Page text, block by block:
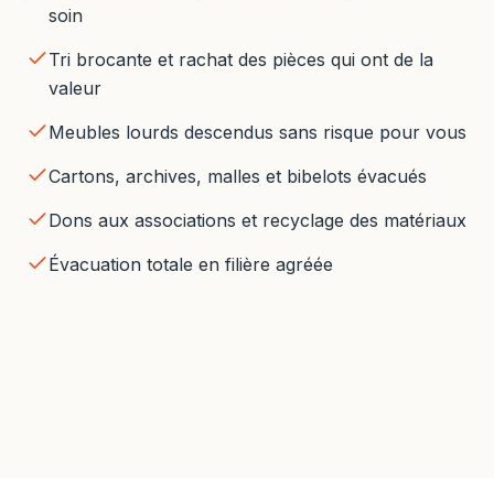
soin
Tri brocante et rachat des pièces qui ont de la
valeur
Meubles lourds descendus sans risque pour vous
Cartons, archives, malles et bibelots évacués
Dons aux associations et recyclage des matériaux
Évacuation totale en filière agréée